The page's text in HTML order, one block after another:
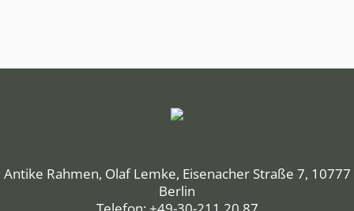
Antike Rahmen, Olaf Lemke, Eisenacher Straße 7, 10777
Berlin